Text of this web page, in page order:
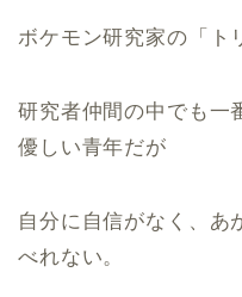
ボケモン研究家の「ト
研究者仲間の中でも一
優しい青年だが
自分に自信がなく、あ
べれない。